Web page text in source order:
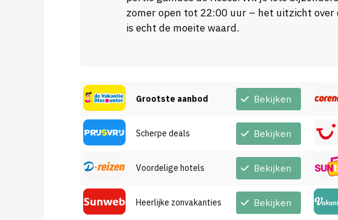
zomer open tot 22:00 uur – het uitzicht
is echt de moeite waard.
Grootste aanbod Bekijken
Scherpe deals Bekijken
Voordelige hotels Bekijken
Heerlijke zonvakanties Bekijken